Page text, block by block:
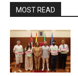
MOST READ